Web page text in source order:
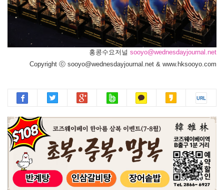
홍콩수요저널 sooyo@wednesdayjournal.net
Copyright ⓒ sooyo@wednesdayjournal.net & www.hksooyo.com